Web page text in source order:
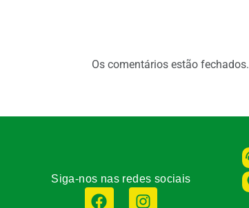
Os comentários estão fechados.
Siga-nos nas redes sociais